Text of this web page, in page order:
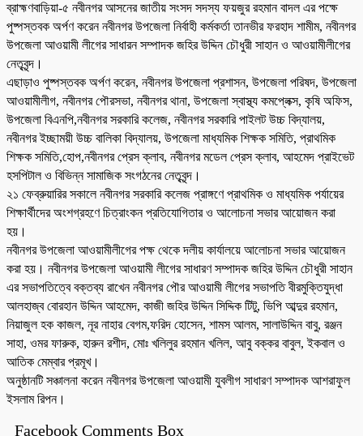
ব্রাহ্মণবাড়িয়া-৫ নবীনগর আসনের জাতীয় সংসদ সদস্য ফয়জুর রহমান বাদল এর পক্ষে
পুষ্পস্তবক অর্পণ করেন নবীনগর উপজেলা নির্বাহী কর্মকর্তা তানভীর ফরহাদ শামীম, নবীনগর
উপজেলা আওয়ামী লীগের সাধারন সম্পাদক জহির উদ্দিন চৌধুরী সাহান ও আওয়ামীলীগের
নেতৃবৃন্দ।
এছাড়াও পুষ্পস্তবক অর্পণ করেন, নবীনগর উপজেলা প্রশাসন, উপজেলা পরিষদ, উপজেলা
আওয়ামীলীগ, নবীনগর পৌরসভা, নবীনগর থানা, উপজেলা স্বাস্থ্য কমপ্লেক্স, কৃষি অফিস,
উপজেলা বিএনপি,নবীনগর সরকারি কলেজ, নবীনগর সরকারি পাইলট উচ্চ বিদ্যালয়,
নবীনগর ইচ্ছাময়ী উচ্চ বালিকা বিদ্যালয়, উপজেলা মাধ্যমিক শিক্ষক সমিতি, প্রাথমিক
শিক্ষক সমিতি,হোপ,নবীনগর প্রেস ক্লাব, নবীনগর মডেল প্রেস ক্লাব, আহমেদ প্রাইভেট
হসপিটাল ও বিভিন্ন সামাজিক সংগঠনের নেতৃবৃন্দ।
২১ ফেব্রুয়ারির সকালে নবীনগর সরকারি কলেজ প্রাঙ্গণে প্রাথমিক ও মাধ্যমিক পর্যায়ের
শিক্ষার্থীদের অংশগ্রহণে চিত্রাংকন প্রতিযোগিতার ও আলোচনা সভার আয়োজন করা
হয়।
নবীনগর উপজেলা আওয়ামীলীগের পক্ষ থেকে দলীয় কার্যালয়ে আলোচনা সভার আয়োজন
করা হয়। নবীনগর উপজেলা আওয়ামী লীগের সাধারণ সম্পাদক জহির উদ্দিন চৌধুরী সাহান
এর সভাপতিত্বে বক্তব্য রাখেন নবীনগর পৌর আওয়ামী লীগের সভাপতি বীরমুক্তিযুদ্ধা
আলহাজ্ব বোরহান উদ্দিন আহমেদ, কাজী জহির উদ্দিন সিদ্দিক টিটু, ভিপি আব্দুর রহমান,
নিয়াজুল হক কাজল, নূর নাহার বেগম,ফরিদ হোসেন, শামস আলম, সালাউদ্দিন বাবু, রঞ্জন
সাহা, ওমর ফারুক, হারুন রশীদ, মোঃ খলিলুর রহমান খলিল, আবু বক্কর বাবুল, ইকবাল ও
আতিক মেম্বার প্রমূখ।
অনুষ্ঠানটি সঞ্চালনা করেন নবীনগর উপজেলা আওয়ামী যুবলীগ সাধারণ সম্পাদক আশরাফুল
ইসলাম রিপন।
Facebook Comments Box